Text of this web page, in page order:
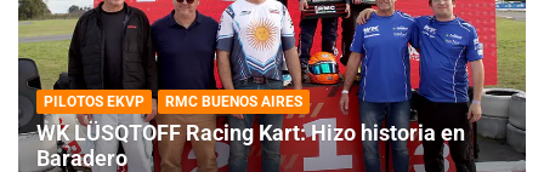
PILOTOS EKVP RMC BUENOS AIRES
WK LÜSQTOFF Racing Kart: Hizo historia en
Baradero